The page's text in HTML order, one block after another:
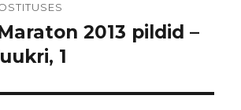
2013 pildid –
1